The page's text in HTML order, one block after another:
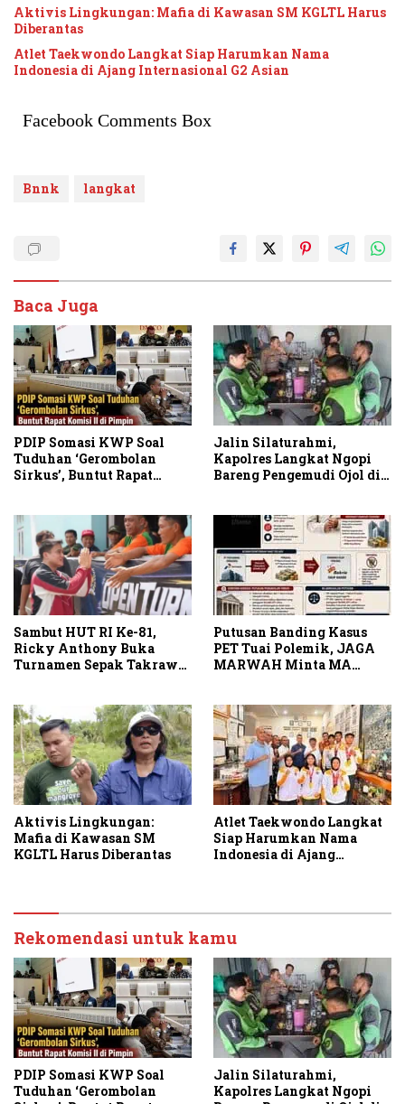
Aktivis Lingkungan: Mafia di Kawasan SM KGLTL Harus
Diberantas
Atlet Taekwondo Langkat Siap Harumkan Nama
Indonesia di Ajang Internasional G2 Asian
Facebook Comments Box
Bnnk langkat
Baca Juga
PDIP Somasi KWP Soal
Tuduhan ‘Gerombolan
Sirkus’, Buntut Rapat
Jalin Silaturahmi,
Kapolres Langkat Ngopi
Bareng Pengemudi Ojol di
Sambut HUT RI Ke-81,
Ricky Anthony Buka
Turnamen Sepak Takraw
Putusan Banding Kasus
PET Tuai Polemik, JAGA
MARWAH Minta MA
Aktivis Lingkungan:
Mafia di Kawasan SM
KGLTL Harus Diberantas
Atlet Taekwondo Langkat
Siap Harumkan Nama
Indonesia di Ajang
Rekomendasi untuk kamu
PDIP Somasi KWP Soal
Tuduhan ‘Gerombolan
Jalin Silaturahmi,
Kapolres Langkat Ngopi